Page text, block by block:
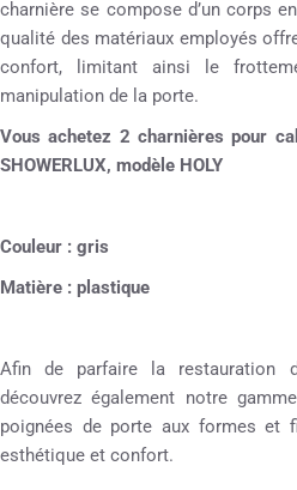
charnière se compose d’un corps
qualité des matériaux employés
confort, limitant ainsi le
manipulation de la porte.
Vous achetez 2 charnières pour
SHOWERLUX, modèle HOLY
Couleur : gris
Matière : plastique
Afin de parfaire la restauration
découvrez également notre
poignées de porte aux formes et
esthétique et confort.